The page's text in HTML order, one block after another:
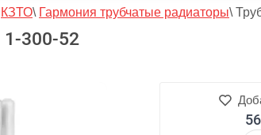
КЗТО\ Гармония трубчатые радиаторы\
300-52